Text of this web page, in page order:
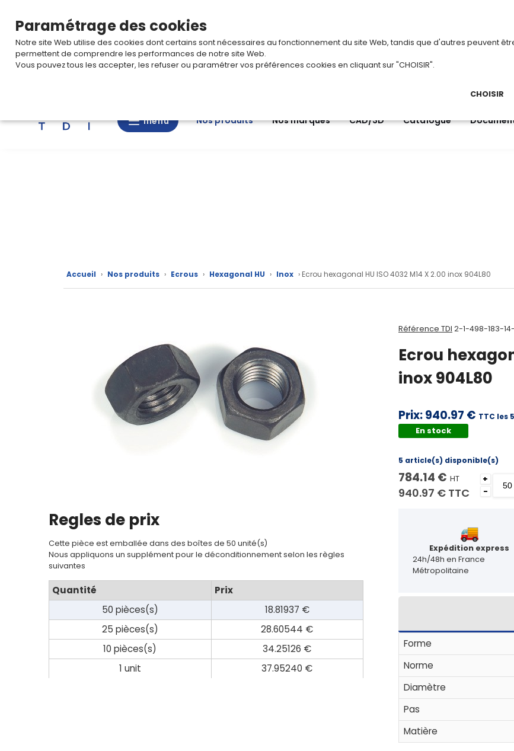
Du 3 au
marques
Documentations
menu
menu Nos produits Nos marques CAD/3D Catalogue
Accueil › Nos produits › Ecrous › Hexagonal HU › Inox › Ecrou hexagonal HU ISO 4032 M14 X 2.00 inox 904L80
Regles de prix
Cette pièce est emballée dans des boîtes de 50 unité(s)
Nous appliquons un supplément pour le déconditionnement selon les règles
suivantes
Quantité
Prix
50 pièces(s)
18.81937 €
25 pièces(s)
28.60544 €
10 pièces(s)
34.25126 €
1 unit
37.95240 €
Référence TDI 2-1-498-183-
Ecrou
inox 904L80
Prix:940.97 € TTC les
En stock
5 article(s) disponible(s)
784.14 € HT
940.97 € TTC
+
-
Expédition express
24h/48h en France
Métropolitaine
Forme
Norme
Diamètre
Pas
Matière
Paramétrage des cookies
Notre site Web utilise des cookies dont certains sont nécessaires au fonctionnement du site Web, tandis que d'autres peuvent
permettent de comprendre les performances de notre site Web.
Vous pouvez tous les accepter, les refuser ou paramétrer vos préférences cookies en cliquant sur "CHOISIR".
CHOISIR